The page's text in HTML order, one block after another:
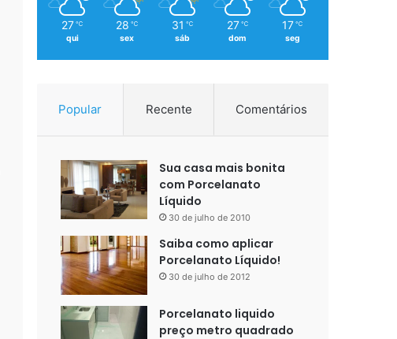
27 ℃
qui
28 ℃
sex
31 ℃
sáb
27 ℃
dom
17 ℃
seg
Popular Recente Comentários
Sua casa mais bonita
com Porcelanato
Líquido
30 de julho de 2010
Saiba como aplicar
Porcelanato Líquido!
30 de julho de 2012
Porcelanato liquido
preço metro quadrado